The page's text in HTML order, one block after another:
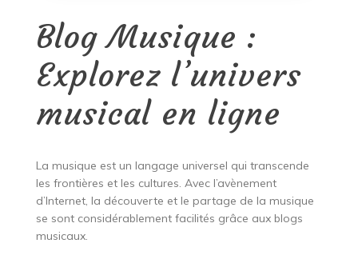
Blog Musique :
Explorez l’univers
musical en ligne
La musique est un langage universel qui transcende
les frontières et les cultures. Avec l’avènement
d’Internet, la découverte et le partage de la musique
se sont considérablement facilités grâce aux blogs
musicaux.